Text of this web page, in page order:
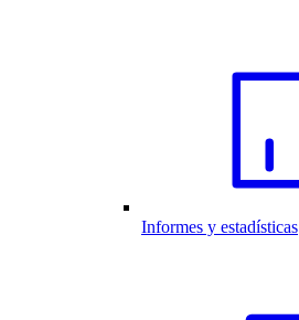
Informes y estadísticas